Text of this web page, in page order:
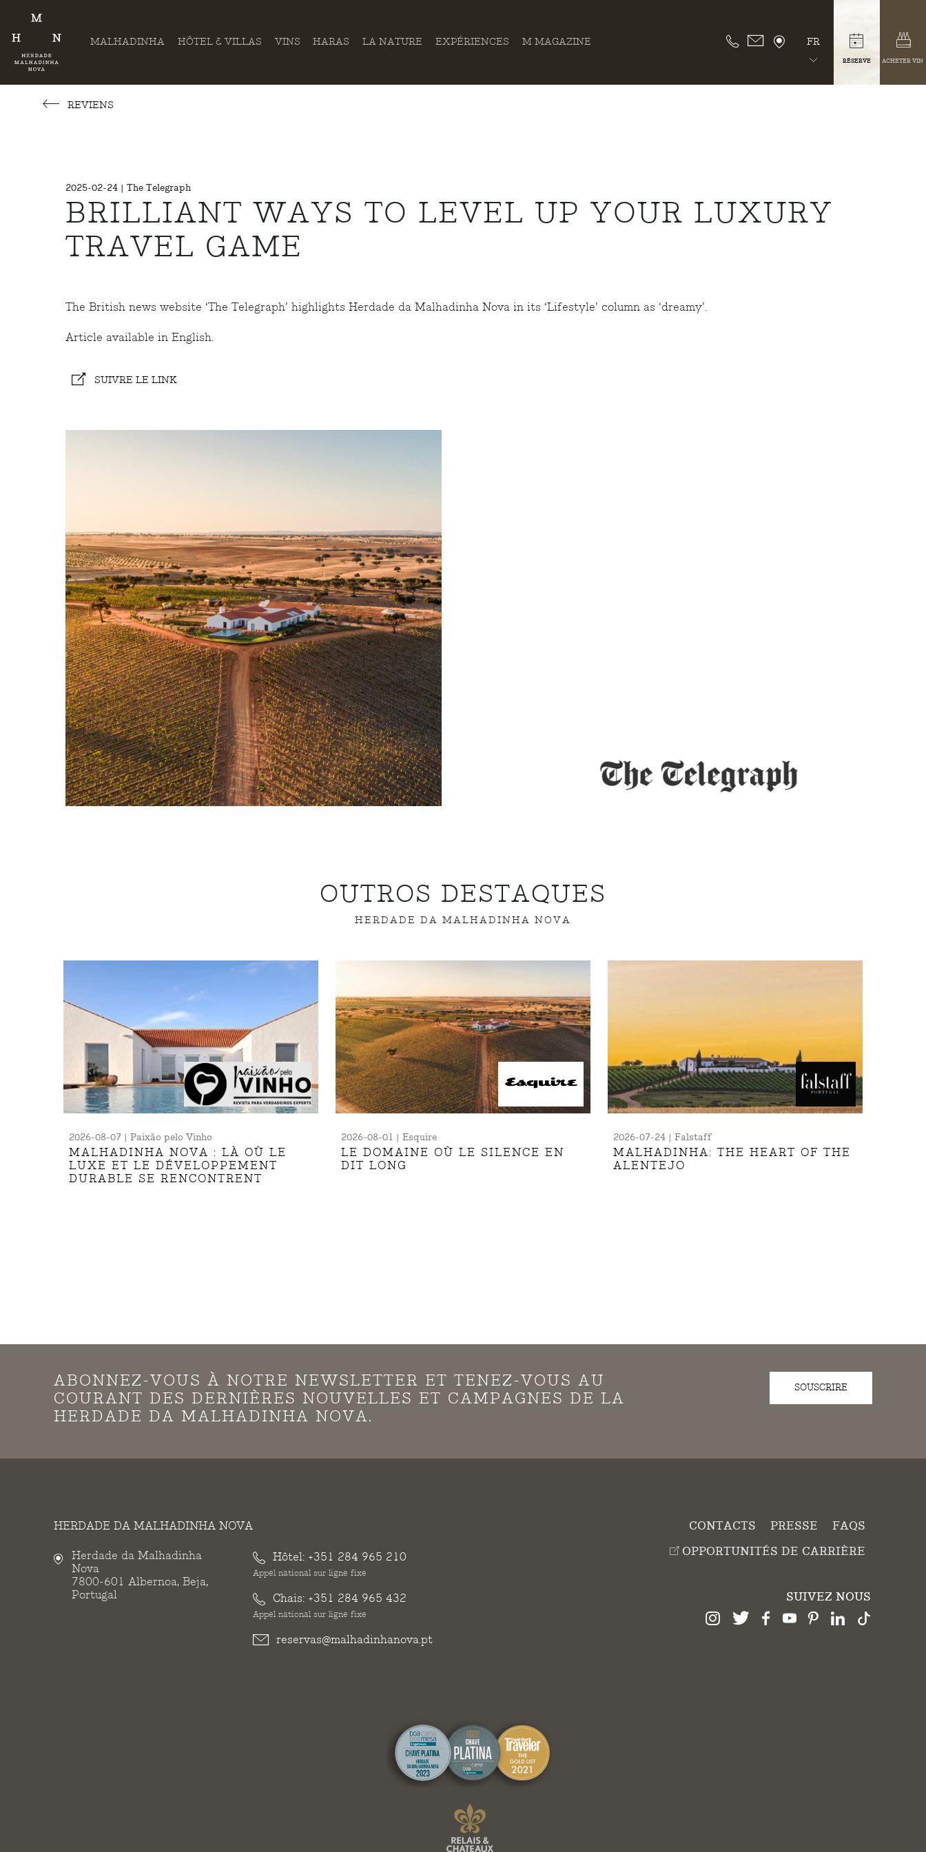
MALHADINHA HÔTEL & VILLAS VINS HARAS LA NATURE EXPÉRIENCES M MAGAZINE FR
RÉSERVE ACHETER VIN
REVIENS
2025-02-24 | The Telegraph
BRILLIANT WAYS TO LEVEL UP YOUR LUXURY
TRAVEL GAME
The British news website ‘The Telegraph’ highlights Herdade da Malhadinha Nova in its ‘Lifestyle’ column as ‘dreamy’.
Article available in English.
SUIVRE LE LINK
OUTROS DESTAQUES
HERDADE DA MALHADINHA NOVA
2026-08-07 | Paixão pelo Vinho
MALHADINHA NOVA : LÀ OÙ LE
LUXE ET LE DÉVELOPPEMENT
DURABLE SE RENCONTRENT
2026-08-01 | Esquire
LE DOMAINE OÙ LE SILENCE EN
DIT LONG
2026-07-24 | Falstaff
MALHADINHA: THE HEART OF THE
ALENTEJO
ABONNEZ-VOUS À NOTRE NEWSLETTER ET TENEZ-VOUS AU
COURANT DES DERNIÈRES NOUVELLES ET CAMPAGNES DE LA
HERDADE DA MALHADINHA NOVA.
SOUSCRIRE
HERDADE DA MALHADINHA NOVA
Herdade da Malhadinha
Nova
7800-601 Albernoa, Beja,
Portugal
Hôtel: +351 284 965 210
Appel national sur ligne fixe
Chais: +351 284 965 432
Appel national sur ligne fixe
reservas@malhadinhanova.pt
CONTACTS PRESSE
FAQS
OPPORTUNITÉS DE CARRIÈRE
SUIVEZ NOUS